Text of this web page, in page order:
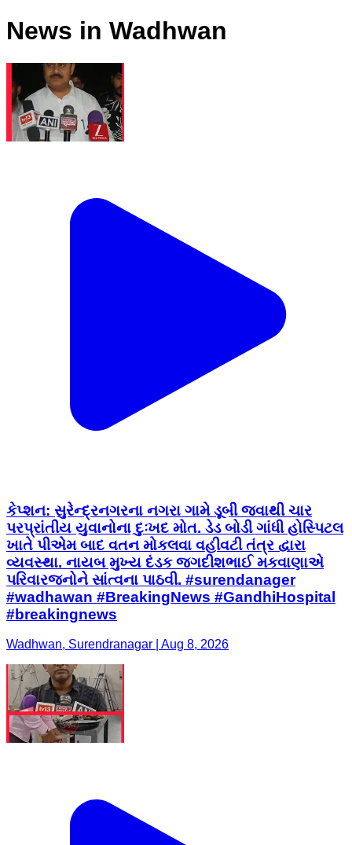
News in Wadhwan
કેપ્શન: સુરેન્દ્રનગરના નગરા ગામે ડૂબી જવાથી ચાર
પરપ્રાંતીય યુવાનોના દુઃખદ મોત. ડેડ બોડી ગાંધી હોસ્પિટલ
ખાતે પીએમ બાદ વતન મોકલવા વહીવટી તંત્ર દ્વારા
વ્યવસ્થા. નાયબ મુખ્ય દંડક જગદીશભાઈ મકવાણાએ
પરિવારજનોને સાંત્વના પાઠવી. #surendanager
#wadhawan #BreakingNews #GandhiHospital
#breakingnews
Wadhwan, Surendranagar | Aug 8, 2026